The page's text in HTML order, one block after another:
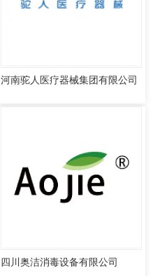
河南驼人医疗器械集团有限公司
四川奥洁消毒设备有限公司